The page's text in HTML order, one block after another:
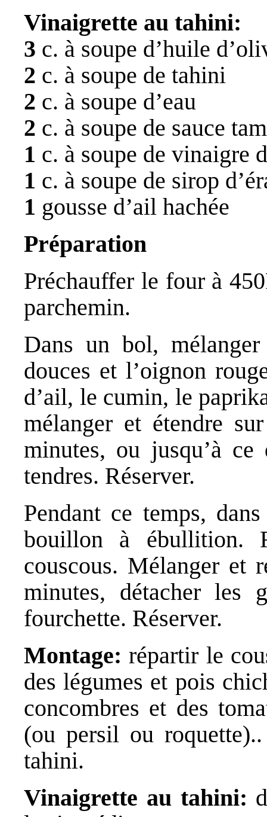
Vinaigrette au tahini:
3 c. à soupe d’huile
2 c. à soupe de tahini
2 c. à soupe d’eau
2 c. à soupe de sauce
1 c. à soupe de vinaigre
1 c. à soupe de sirop
1 gousse d’ail hachée
Préparation
Préchauffer le four à
parchemin.
Dans un bol,
douces et l’oignon
d’ail, le cumin, le
mélanger et étendre
minutes, ou jusqu’à ce
tendres. Réserver.
Pendant ce temps,
bouillon à ébullition.
couscous. Mélanger et
minutes, détacher les
fourchette. Réserver.
Montage: répartir le
des légumes et pois
concombres et des
(ou persil ou
tahini.
Vinaigrette au tahini: